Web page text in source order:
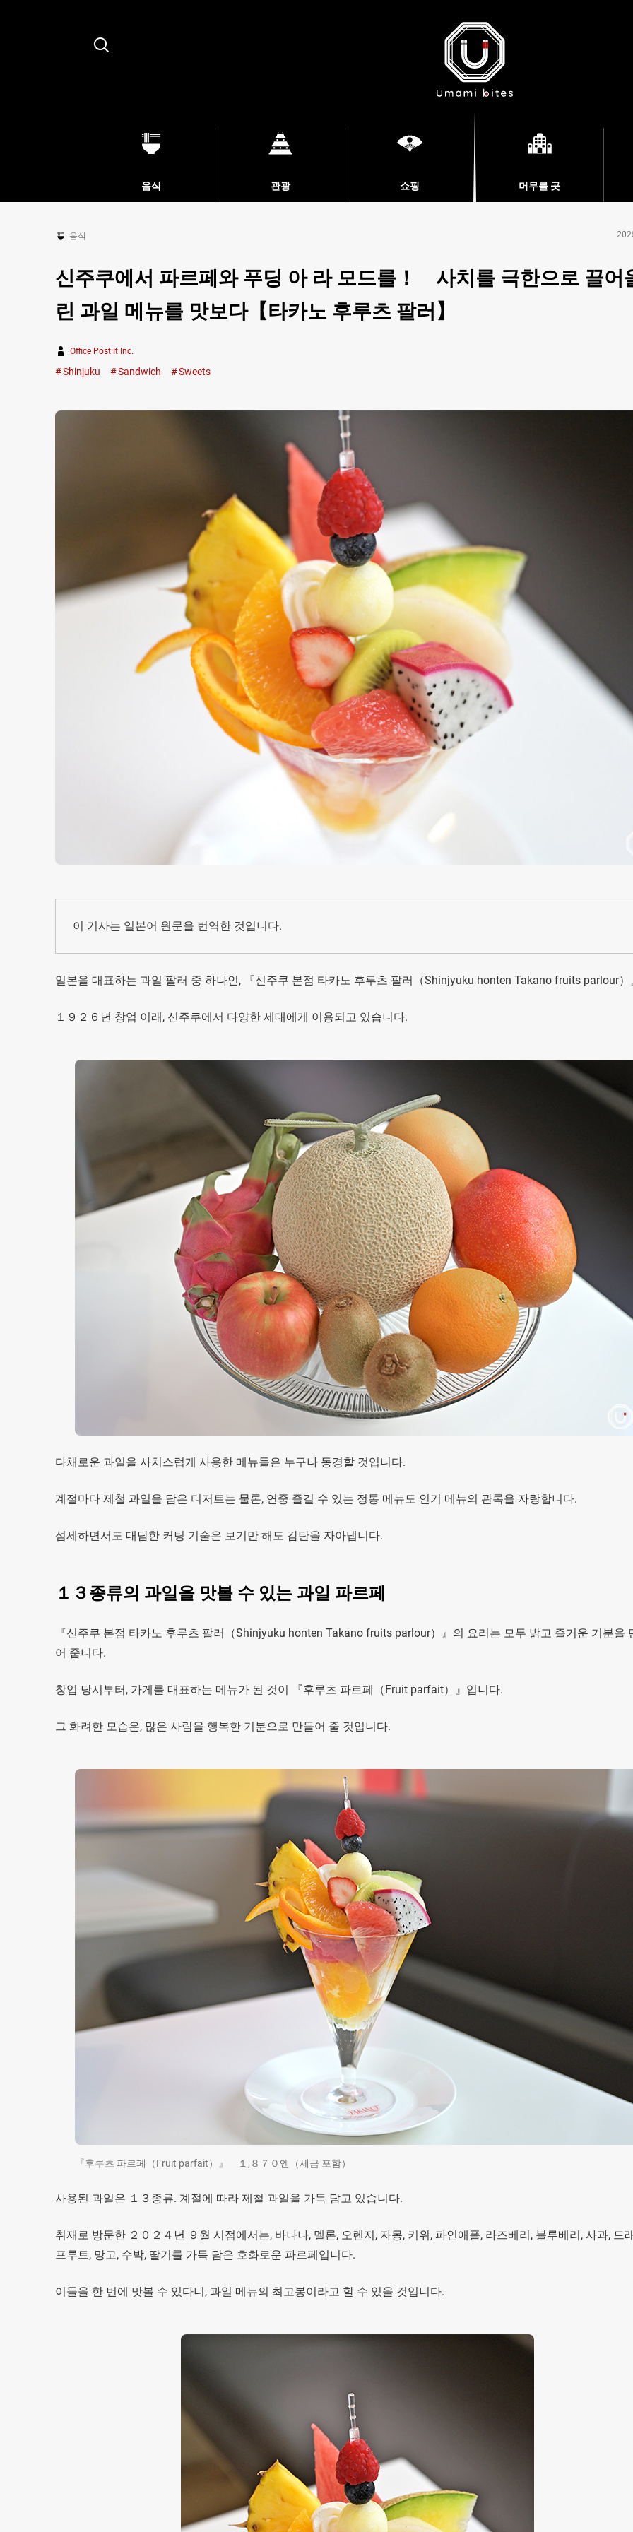
Search
음식 관광 쇼핑 머무를 곳
음식
신주쿠에서 파르페와 푸딩 아 라 모드를！ 사치를 극한으로 끌어
린 과일 메뉴를 맛보다【타카노 후루츠 팔러】
Office Post It Inc.
Shinjuku Sandwich Sweets
이 기사는 일본어 원문을 번역한 것입니다.
일본을 대표하는 과일 팔러 중 하나인, 『신주쿠 본점 타카노 후루츠 팔러（Shinjyuku honten Takano fruits parlour）
１９２６년 창업 이래, 신주쿠에서 다양한 세대에게 이용되고 있습니다.
다채로운 과일을 사치스럽게 사용한 메뉴들은 누구나 동경할 것입니다.
계절마다 제철 과일을 담은 디저트는 물론, 연중 즐길 수 있는 정통 메뉴도 인기 메뉴의 관록을 자랑합니다.
섬세하면서도 대담한 커팅 기술은 보기만 해도 감탄을 자아냅니다.
１３종류의 과일을 맛볼 수 있는 과일 파르페
『신주쿠 본점 타카노 후루츠 팔러（Shinjyuku honten Takano fruits parlour）』의 요리는 모두 밝고 즐거운 기분을
어 줍니다.
창업 당시부터, 가게를 대표하는 메뉴가 된 것이 『후루츠 파르페（Fruit parfait）』입니다.
그 화려한 모습은, 많은 사람을 행복한 기분으로 만들어 줄 것입니다.
『후루츠 파르페（Fruit parfait）』 １,８７０엔（세금 포함）
사용된 과일은 １３종류. 계절에 따라 제철 과일을 가득 담고 있습니다.
취재로 방문한 ２０２４년 ９월 시점에서는, 바나나, 멜론, 오렌지, 자몽, 키위, 파인애플, 라즈베리, 블루베리, 사과, 드
프루트, 망고, 수박, 딸기를 가득 담은 호화로운 파르페입니다.
이들을 한 번에 맛볼 수 있다니, 과일 메뉴의 최고봉이라고 할 수 있을 것입니다.